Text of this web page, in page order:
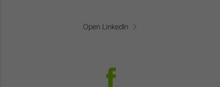
Open LinkedIn